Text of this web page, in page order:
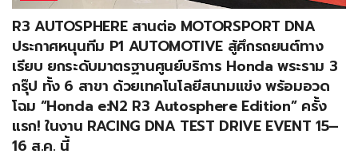
R3 AUTOSPHERE สานต่อ MOTORSPORT DNA
ประกาศหนุนทีม P1 AUTOMOTIVE สู้ศึกรถยนต์ทาง
เรียบ ยกระดับมาตรฐานศูนย์บริการ Honda พระราม 3
กรุ๊ป ทั้ง 6 สาขา ด้วยเทคโนโลยีสนามแข่ง พร้อมอวด
โฉม “Honda e:N2 R3 Autosphere Edition” ครั้ง
แรก! ในงาน RACING DNA TEST DRIVE EVENT 15–
16 ส.ค. นี้